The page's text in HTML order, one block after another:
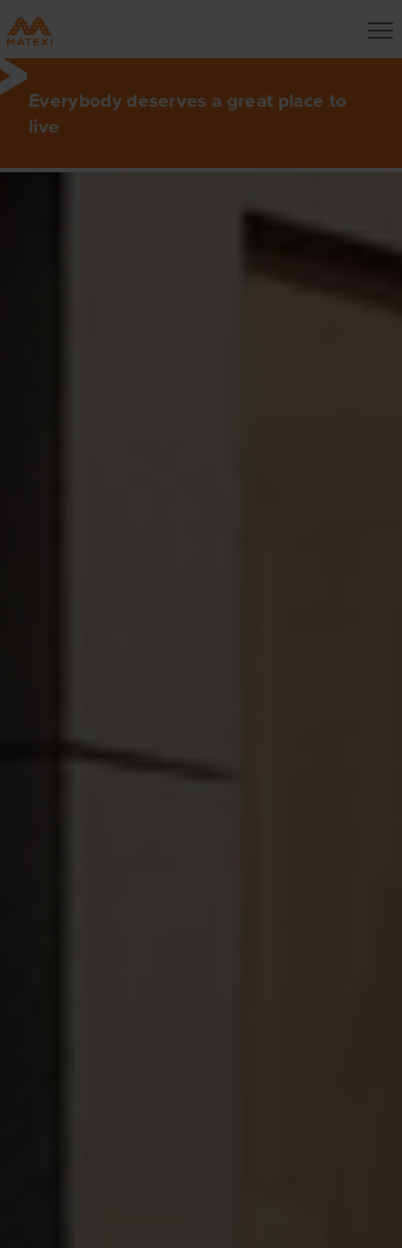
Everybody deserves a great place to
live